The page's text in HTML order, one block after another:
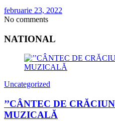
februarie 23, 2022
No comments
NATIONAL
Uncategorized
’’CÂNTEC DE
MUZICALĂ